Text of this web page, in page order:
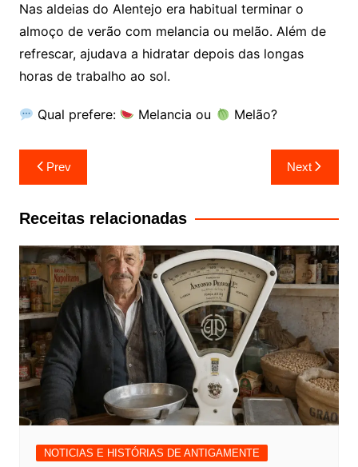
Nas aldeias do Alentejo era habitual terminar o
almoço de verão com melancia ou melão. Além de
refrescar, ajudava a hidratar depois das longas
horas de trabalho ao sol.
Qual prefere: Melancia ou Melão?
Navegação
de
artigos
Prev Next
Receitas relacionadas
NOTICIAS E HISTÓRIAS DE ANTIGAMENTE